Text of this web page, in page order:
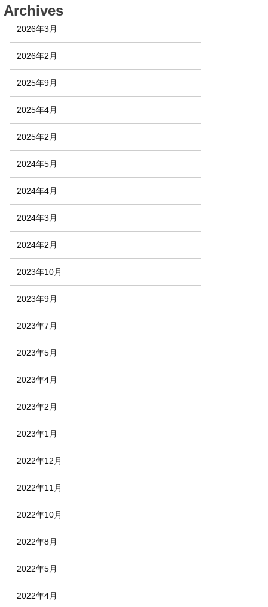
Archives
2026年3月
2026年2月
2025年9月
2025年4月
2025年2月
2024年5月
2024年4月
2024年3月
2024年2月
2023年10月
2023年9月
2023年7月
2023年5月
2023年4月
2023年2月
2023年1月
2022年12月
2022年11月
2022年10月
2022年8月
2022年5月
2022年4月